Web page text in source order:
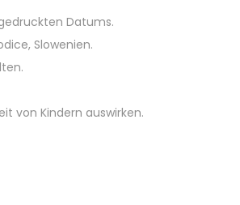
Datums.
Slowenien.
von Kindern auswirken.